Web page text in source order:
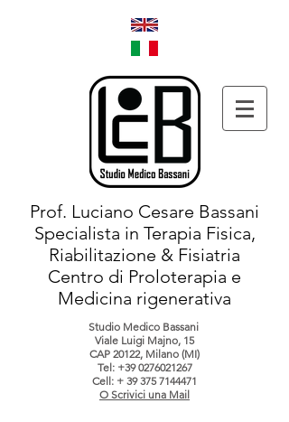
Prof. Luciano Cesare Bassani
Specialista in Terapia Fisica,
Riabilitazione & Fisiatria
Centro di Proloterapia e
Medicina rigenerativa
Studio Medico Bassani
Viale Luigi Majno, 15
CAP 20122, Milano (MI)
Tel: +39 0276021267
Cell: + 39 375 7144471
O Scrivici una Mail